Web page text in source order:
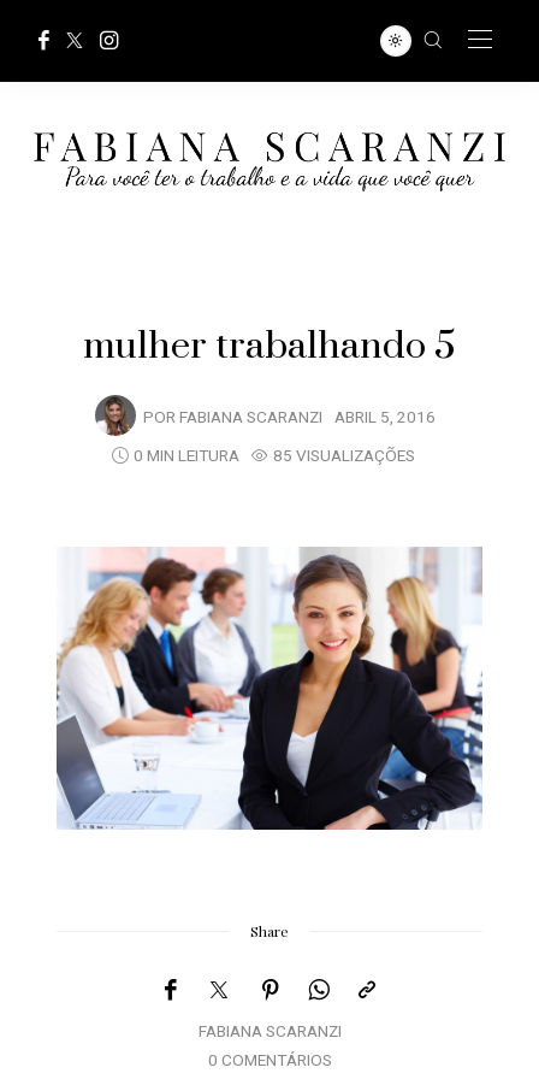
mulher trabalhando 5
POR FABIANA SCARANZI ABRIL 5, 2016
0 MIN LEITURA
85 VISUALIZAÇÕES
Share
FABIANA SCARANZI
0 COMENTÁRIOS